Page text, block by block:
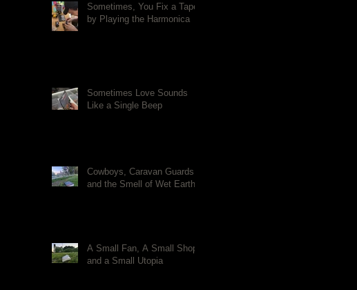
Sometimes, You Fix a Tape
by Playing the Harmonica
Sometimes Love Sounds
Like a Single Beep
Cowboys, Caravan Guards,
and the Smell of Wet Earth
A Small Fan, A Small Shop,
and a Small Utopia